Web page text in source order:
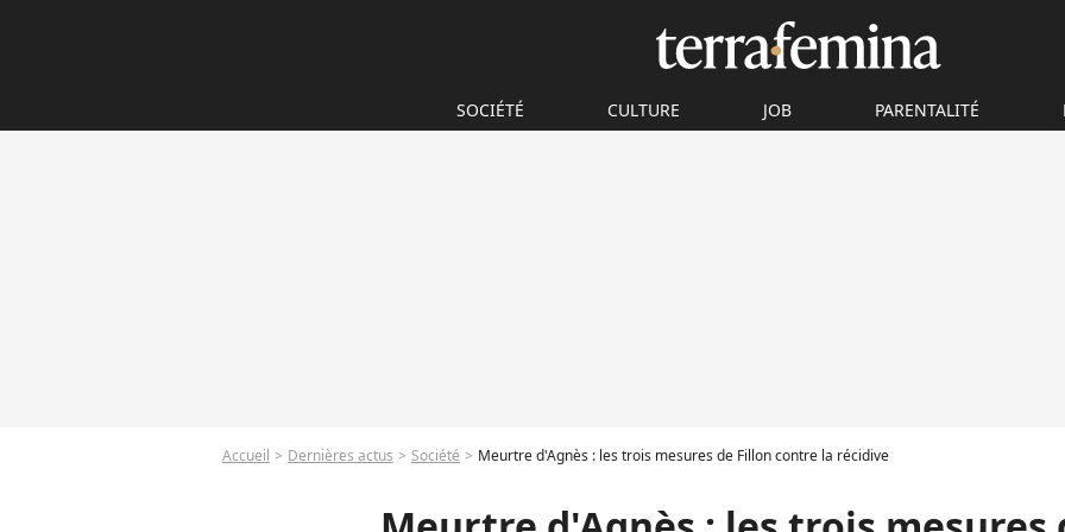
SOCIÉTÉ CULTURE JOB PARENTALITÉ
Accueil Dernières actus Société Meurtre d'Agnès : les trois mesures de Fillon contre la récidive